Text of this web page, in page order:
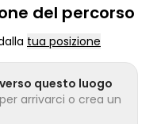
del percorso
tua posizione
questo luogo
arrivarci o crea un